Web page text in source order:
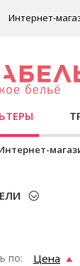
Интернет-
по: Цена